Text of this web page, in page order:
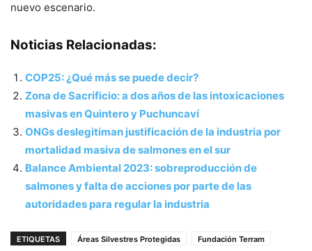
nuevo escenario.
Noticias Relacionadas:
COP25: ¿Qué más se puede decir?
Zona de Sacrificio: a dos años de las intoxicaciones
masivas en Quintero y Puchuncaví
ONGs deslegitiman justificación de la industria por
mortalidad masiva de salmones en el sur
Balance Ambiental 2023: sobreproducción de
salmones y falta de acciones por parte de las
autoridades para regular la industria
ETIQUETAS Áreas Silvestres Protegidas Fundación Terram